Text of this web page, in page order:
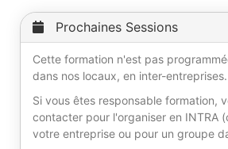
Prochaines Sessions
Cette formation n'est pas
dans nos locaux, en inter-entreprises.
Si vous êtes responsable formation,
contacter pour l'organiser en INTRA
votre entreprise ou pour un groupe